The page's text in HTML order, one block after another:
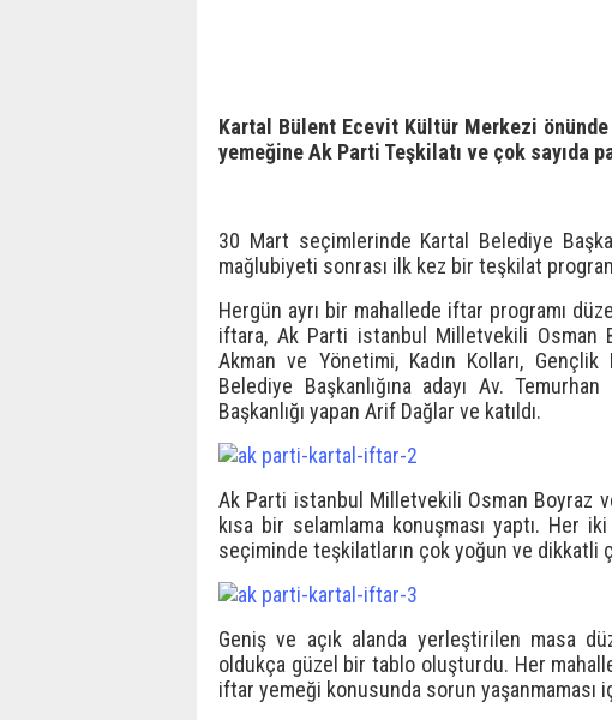
Kartal Bülent Ecevit Kültür Merkezi
yemeğine Ak Parti Teşkilatı ve çok sayıda
30 Mart seçimlerinde Kartal Belediye
mağlubiyeti sonrası ilk kez bir teşkilat
Hergün ayrı bir mahallede iftar programı
iftara, Ak Parti istanbul Milletvekili Osman
Akman ve Yönetimi, Kadın Kolları, Gençlik
Belediye Başkanlığına adayı Av.
Başkanlığı yapan Arif Dağlar ve katıldı.
Ak Parti istanbul Milletvekili Osman Boyraz
kısa bir selamlama konuşması yaptı. Her
seçiminde teşkilatların çok yoğun ve dikkatli
Geniş ve açık alanda yerleştirilen masa
oldukça güzel bir tablo oluşturdu. Her
iftar yemeği konusunda sorun yaşanmaması